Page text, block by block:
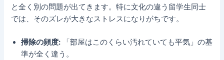
と全く別の問題が出てきます。特に文化の違う留学生同士
では、そのズレが大きなストレスになりがちです。
掃除の頻度: 「部屋はこのくらい汚れていても平気」の基
準が全く違う。